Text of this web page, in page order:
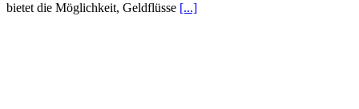
bietet die Möglichkeit, Geldflüsse [...]